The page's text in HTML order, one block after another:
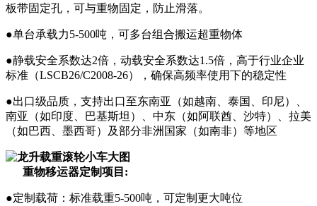
板带固定孔，可与重物固定，防止滑落。
●单台承载力5-500吨，可多台组合搬运超重物体
●静载安全系数达2倍，动载安全系数达1.5倍，高于行业企业
标准（LSCB26/C2008-26），确保高频率使用下的稳定性
●出口级品质，支持出口至东南亚（如越南、泰国、印尼）、
南亚（如印度、巴基斯坦）、中东（如阿联酋、沙特）、拉美
（如巴西、墨西哥）及部分非洲国家（如南非）等地区
重物移运器定制项目:
●定制载荷：标准载重5-500吨，可定制更大吨位